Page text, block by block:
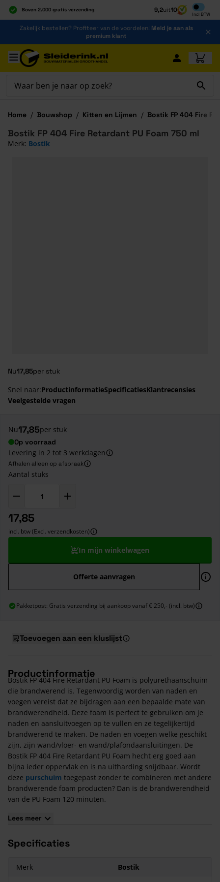
Boven 2.000 gratis verzending
Al 40 jaar dé specialist
Alles onder één dak
9,2uit10
Incl BTW
Inclusief
Ga naar de inhoud
Zakelijk bestellen? Profiteer van de voordelen! Meld je aan als
premium klant
Ga naar hoofdinhoud
Home / Bouwshop / Kitten en Lijmen / Bostik FP 404 Fire
Nu17,85per stuk
Bostik FP 404 Fire Retardant PU Foam 750 ml
Merk: Bostik
Snel naar:ProductinformatieSpecificatiesKlantrecensies
Veelgestelde vragen
Nu17,85per stuk
Op voorraad
Levering in 2 tot 3 werkdagen
Afhalen alleen op afspraak
Aantal stuks
17,85
incl. btw (Excl. verzendkosten)
In mijn winkelwagen
Offerte aanvragen
Pakketpost: Gratis verzending bij aankoop vanaf € 250,- (incl. btw)
Toevoegen aan een kluslijst
Productinformatie
Bostik FP 404 Fire Retardant PU Foam is polyurethaanschuim
die brandwerend is. Tegenwoordig worden van naden en
voegen vereist dat ze bijdragen aan een bepaalde mate van
brandwerendheid. Deze foam is perfect te gebruiken om je
naden en aansluitvoegen op te vullen en ze tegelijkertijd
brandwerend te maken. De naden en voegen welke geschikt
zijn, zijn wand/vloer- en wand/plafondaansluitingen. De
Bostik FP 404 Fire Retardant PU Foam hecht erg goed aan
bijna ieder oppervlak en is na uitharding snijdbaar. Wordt
deze purschuim toegepast zonder te combineren met andere
brandwerende foam producten? Dan is de brandwerendheid
van de PU Foam 120 minuten.
meegeleverde adapter, waardoor een kokerpistool niet nodig
nauwkeurig aan te brengen in bijna iedere naad en voeg.
Lees meer
Specificaties
Merk
Bostik